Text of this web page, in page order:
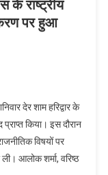
के राष्ट्रीय
पर हुआ
देर शाम हरिद्वार के
किया। इस दौरान
विषयों पर
आलोक शर्मा, वरिष्ठ